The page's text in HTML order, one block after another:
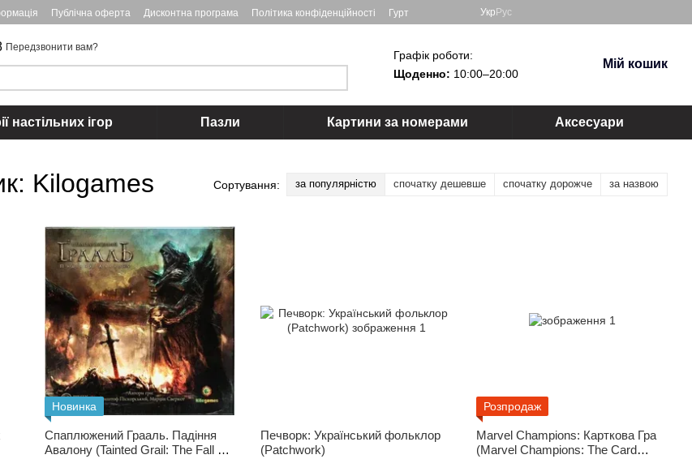
Публічна оферта Дисконтна програма Політика конфіденційності Гурт Укр Рус
Передзвонити вам?
Графік роботи:
Щоденно: 10:00–20:00
Мій кошик
настільних ігор Пазли Картини за номерами Аксесуари
Kilogames Сортування: за популярністю спочатку дешевше спочатку дорожче за назвою
Новинка
Спаплюжений Грааль. Падіння
Авалону (Tainted Grail: The Fall Of
Печворк: Український фольклор
(Patchwork)
Розпродаж
Marvel Champions: Карткова Гра
(Marvel Champions: The Card